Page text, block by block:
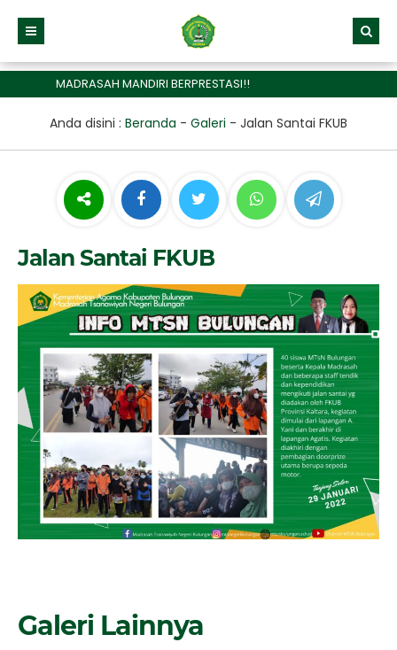
MADRASAH MANDIRI BERPRESTASI!!
Anda disini : Beranda - Galeri - Jalan Santai FKUB
Jalan Santai FKUB
Galeri Lainnya